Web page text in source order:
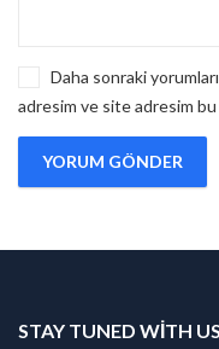
Daha sonraki
adresim ve site adresim bu
STAY TUNED WITH US